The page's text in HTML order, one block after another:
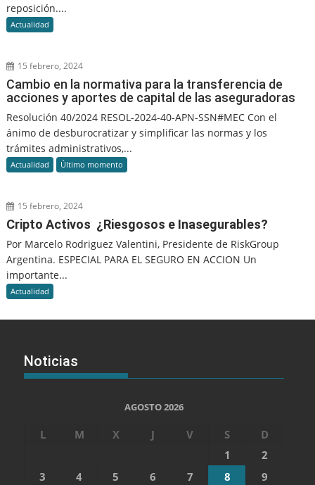
reposición....
Actualidad
15 febrero, 2024
Cambio en la normativa para la transferencia de
acciones y aportes de capital de las aseguradoras
Resolución 40/2024 RESOL-2024-40-APN-SSN#MEC Con el
ánimo de desburocratizar y simplificar las normas y los
trámites administrativos,...
Actualidad Último momento
15 febrero, 2024
Cripto Activos ¿Riesgosos e Inasegurables?
Por Marcelo Rodriguez Valentini, Presidente de RiskGroup
Argentina. ESPECIAL PARA EL SEGURO EN ACCION Un
importante...
Actualidad
Noticias
AGOSTO 2026
L M X J V S
D
1
2
3
4 5 6 7 8
9